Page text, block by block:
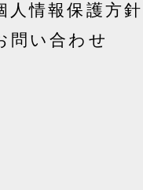
人情報保護方針
問い合わせ